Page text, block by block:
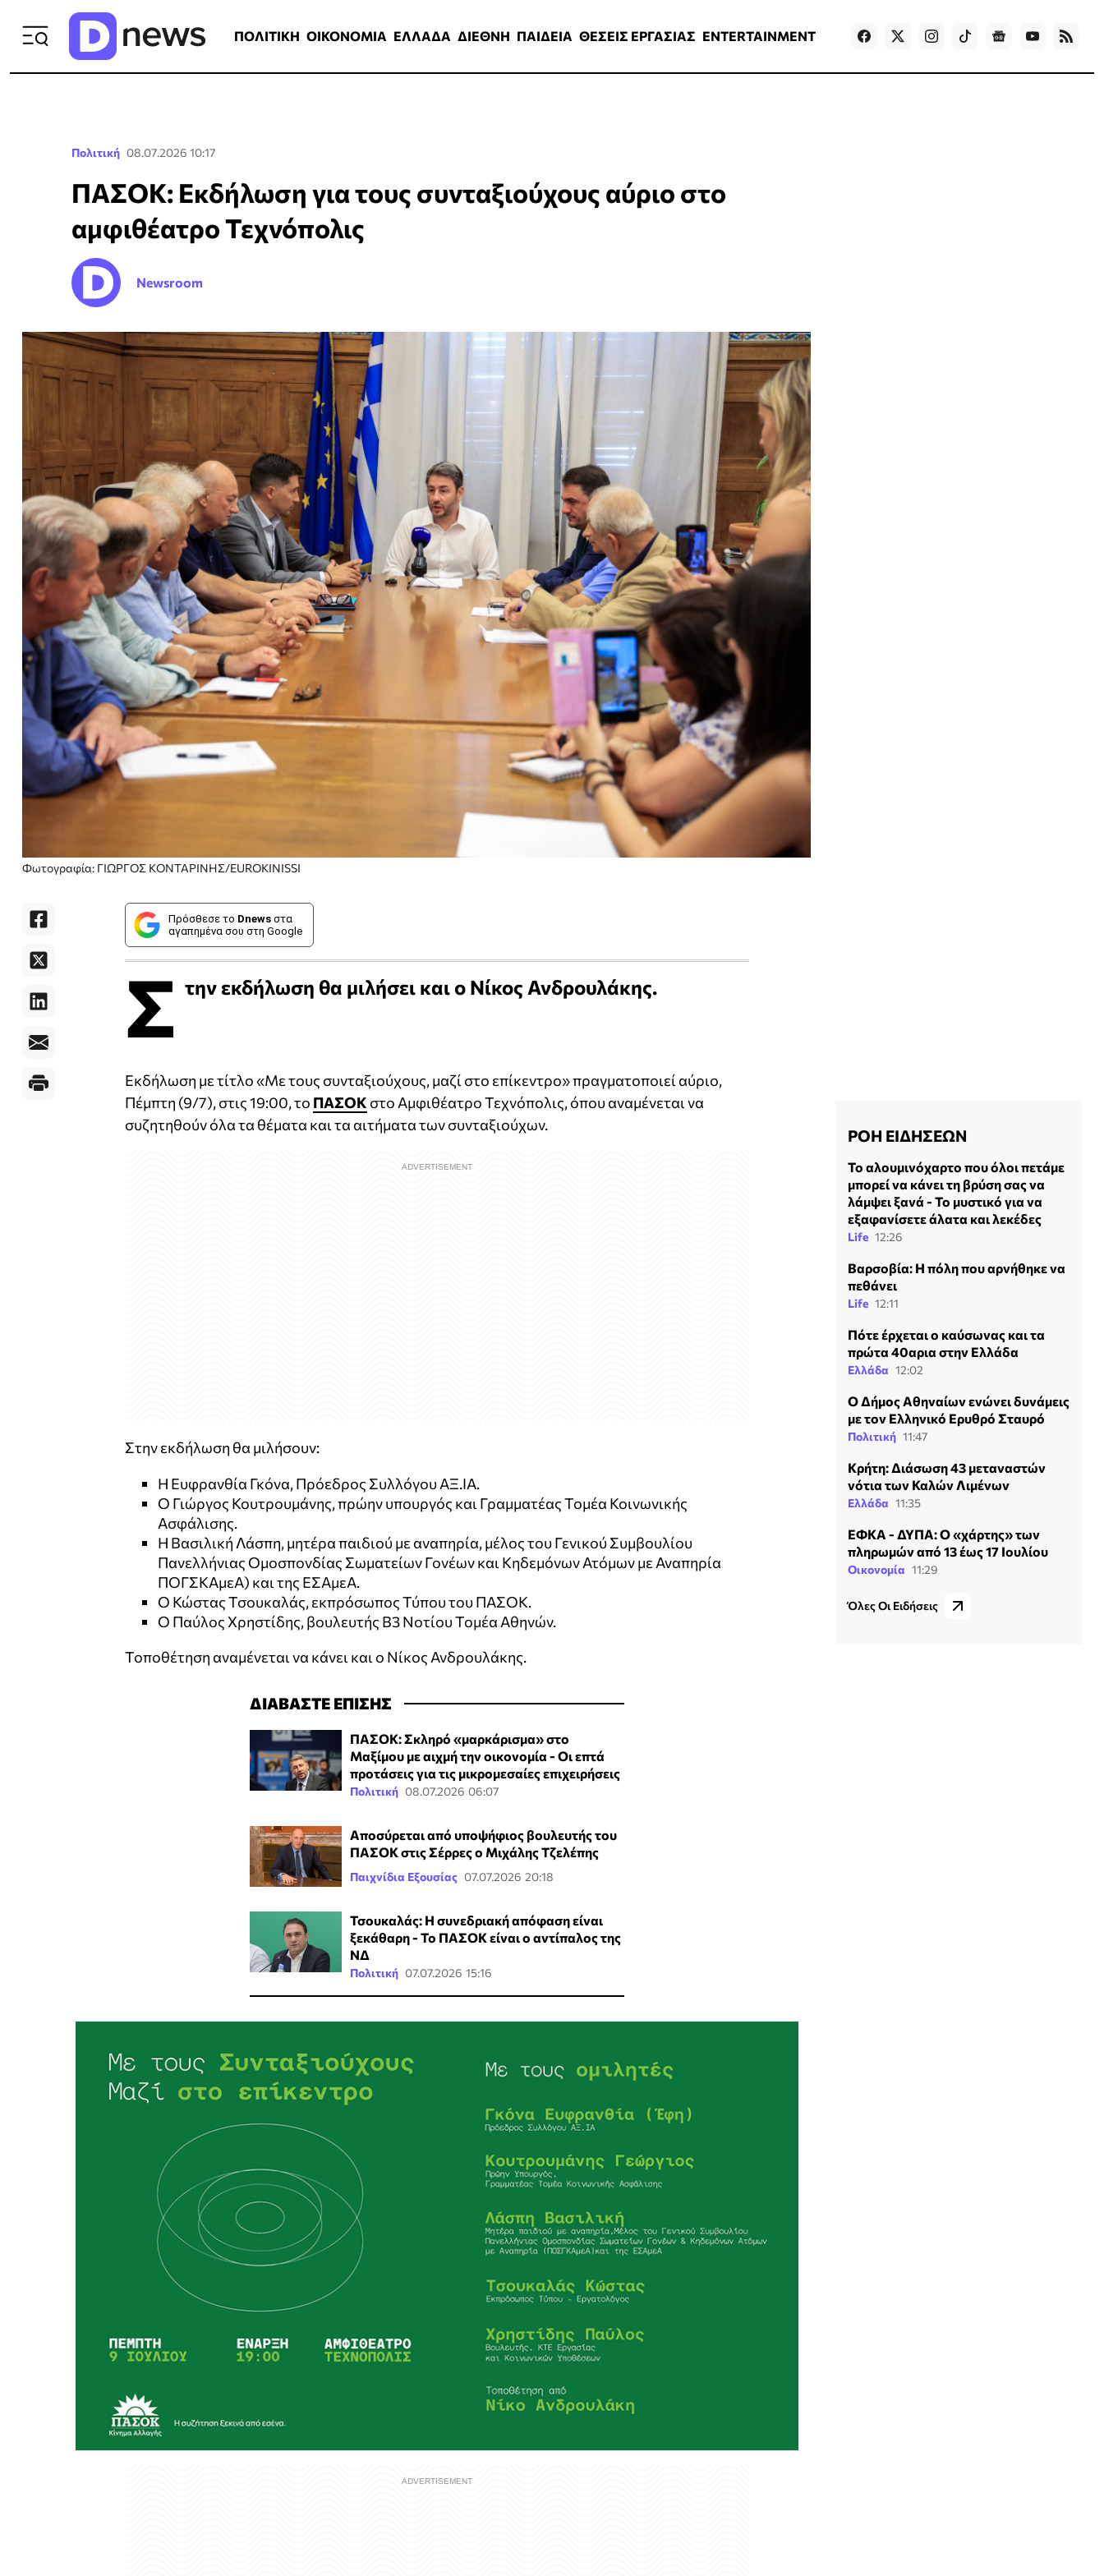
ΠΟΛΙΤΙΚΗ ΟΙΚΟΝΟΜΙΑ ΕΛΛΑΔΑ ΔΙΕΘΝΗ ΠΑΙΔΕΙΑ ΘΕΣΕΙΣ ΕΡΓΑΣΙΑΣ ENTERTAINMENT Games
Πολιτική 08.07.2026 10:17
ΠΑΣΟΚ: Εκδήλωση για τους συνταξιούχους αύριο στο
αμφιθέατρο Τεχνόπολις
Newsroom
Φωτογραφία: ΓΙΩΡΓΟΣ ΚΟΝΤΑΡΙΝΗΣ/EUROKINISSI
Πρόσθεσε το Dnews στα
αγαπημένα σου στη Google
Σ την εκδήλωση θα μιλήσει και ο Νίκος Ανδρουλάκης.
Εκδήλωση με τίτλο «Με τους συνταξιούχους, μαζί στο επίκεντρο» πραγματοποιεί αύριο,
Πέμπτη (9/7), στις 19:00, το ΠΑΣΟΚ στο Αμφιθέατρο Τεχνόπολις, όπου αναμένεται να
συζητηθούν όλα τα θέματα και τα αιτήματα των συνταξιούχων.
Στην εκδήλωση θα μιλήσουν:
Η Ευφρανθία Γκόνα, Πρόεδρος Συλλόγου ΑΞ.ΙΑ.
Ο Γιώργος Κουτρουμάνης, πρώην υπουργός και Γραμματέας Τομέα Κοινωνικής
Ασφάλισης.
Η Βασιλική Λάσπη, μητέρα παιδιού με αναπηρία, μέλος του Γενικού Συμβουλίου
Πανελλήνιας Ομοσπονδίας Σωματείων Γονέων και Κηδεμόνων Ατόμων με Αναπηρία
ΠΟΓΣΚΑμεΑ) και της ΕΣΑμεΑ.
Ο Κώστας Τσουκαλάς, εκπρόσωπος Τύπου του ΠΑΣΟΚ.
Ο Παύλος Χρηστίδης, βουλευτής Β3 Νοτίου Τομέα Αθηνών.
Τοποθέτηση αναμένεται να κάνει και ο Νίκος Ανδρουλάκης.
ΔΙΑΒΑΣΤΕ ΕΠΙΣΗΣ
ΠΑΣΟΚ: Σκληρό «μαρκάρισμα» στο
Μαξίμου με αιχμή την οικονομία - Οι επτά
προτάσεις για τις μικρομεσαίες επιχειρήσεις
Πολιτική 08.07.2026 06:07
Αποσύρεται από υποψήφιος βουλευτής του
ΠΑΣΟΚ στις Σέρρες ο Μιχάλης Τζελέπης
Παιχνίδια Εξουσίας 07.07.2026 20:18
Τσουκαλάς: Η συνεδριακή απόφαση είναι
ξεκάθαρη - Το ΠΑΣΟΚ είναι ο αντίπαλος της
ΝΔ
Πολιτική 07.07.2026 15:16
ΡΟΗ ΕΙΔΗΣΕΩΝ
Το αλουμινόχαρτο που όλοι πετάμε
μπορεί να κάνει τη βρύση σας να
λάμψει ξανά - Το μυστικό για να
εξαφανίσετε άλατα και λεκέδες
Life 12:26
Βαρσοβία: Η πόλη που αρνήθηκε να
πεθάνει
Life 12:11
Πότε έρχεται ο καύσωνας και τα
πρώτα 40αρια στην Ελλάδα
Ελλάδα 12:02
Ο Δήμος Αθηναίων ενώνει δυνάμεις
με τον Ελληνικό Ερυθρό Σταυρό
Πολιτική 11:47
Κρήτη: Διάσωση 43 μεταναστών
νότια των Καλών Λιμένων
Ελλάδα 11:35
ΕΦΚΑ - ΔΥΠΑ: Ο «χάρτης» των
πληρωμών από 13 έως 17 Ιουλίου
Οικονομία 11:29
Όλες Οι Ειδήσεις